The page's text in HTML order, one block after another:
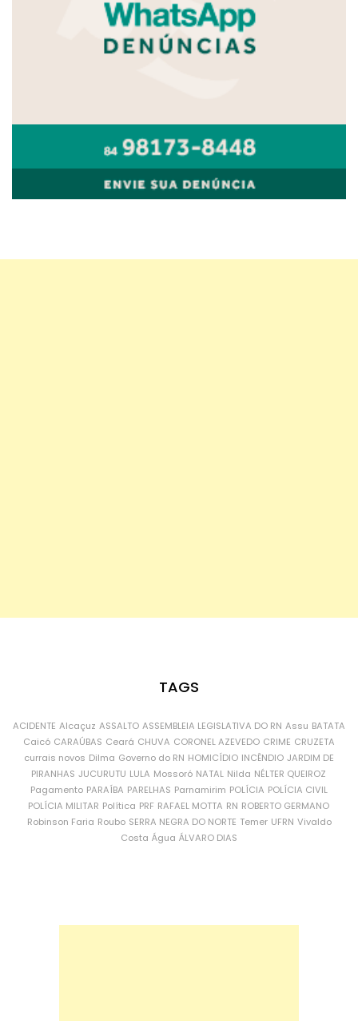
TAGS
ACIDENTE Alcaçuz ASSALTO ASSEMBLEIA LEGISLATIVA DO RN Assu BATATA
Caicó CARAÚBAS Ceará CHUVA CORONEL AZEVEDO CRIME CRUZETA
currais novos Dilma Governo do RN HOMICÍDIO INCÊNDIO JARDIM DE
PIRANHAS JUCURUTU LULA Mossoró NATAL Nilda NÉLTER QUEIROZ
Pagamento PARAÍBA PARELHAS Parnamirim POLÍCIA POLÍCIA CIVIL
POLÍCIA MILITAR Política PRF RAFAEL MOTTA RN ROBERTO GERMANO
Robinson Faria Roubo SERRA NEGRA DO NORTE Temer UFRN Vivaldo
Costa Água ÁLVARO DIAS